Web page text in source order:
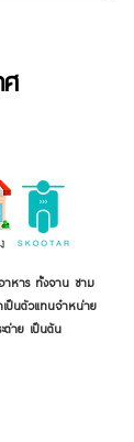
ศ
าหาร ทั้งจาน ชาม
เป็นตัวแทนจำหน่าย
ต่าย เป็นต้น